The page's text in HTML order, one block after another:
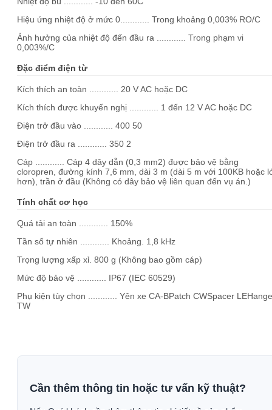
Hiệu ứng nhiệt độ ở mức 0............ Trong khoảng 0,003% RO/C
Ảnh hưởng của nhiệt độ đến đầu ra ............ Trong phạm vi
0,003%/C
Đặc điểm điện từ
Kích thích an toàn ............ 20 V AC hoặc DC
Kích thích được khuyến nghị ............ 1 đến 12 V AC hoặc DC
Điện trở đầu vào ............ 400 50
Điện trở đầu ra ............ 350 2
Cáp ............ Cáp 4 dây dẫn (0,3 mm2) được bảo vệ bằng
cloropren, đường kính 7,6 mm, dài 3 m (dài 5 m với 100KB hoặc
hơn), trần ở đầu (Không có dây bảo vệ liên quan đến vụ án.)
Tính chất cơ học
Quá tải an toàn ............ 150%
Tần số tự nhiên ............ Khoảng. 1,8 kHz
Trọng lượng xấp xỉ. 800 g (Không bao gồm cáp)
Mức độ bảo vệ ............ IP67 (IEC 60529)
Phụ kiện tùy chọn ............ Yên xe CA-BPatch CWSpacer
TW
Cần thêm thông tin hoặc tư vấn kỹ thuật?